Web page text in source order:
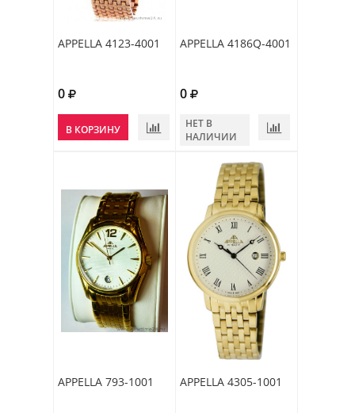
APPELLA 4123-4001
0
В КОРЗИНУ
APPELLA 4186Q-4001
0
НЕТ В
НАЛИЧИИ
APPELLA 793-1001 APPELLA 4305-1001